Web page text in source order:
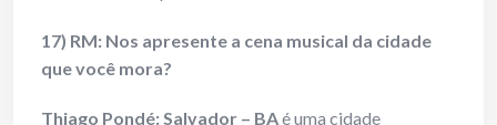
17) RM: Nos apresente a cena musical da cidade
que você mora?
Thiago Pondé:Salvador – BAé uma cidade